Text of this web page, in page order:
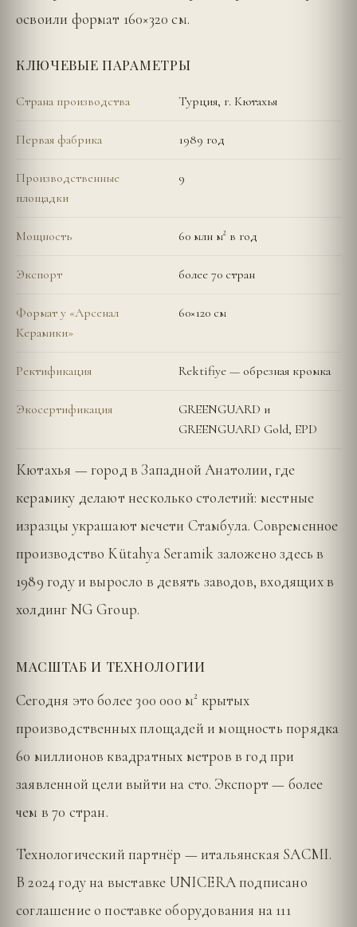
освоили формат 160×320 см.
КЛЮЧЕВЫЕ ПАРАМЕТРЫ
Страна производства Турция, г. Кютахья
Первая фабрика 1989 год
Производственные
площадки
9
Мощность 60 млн м² в год
Экспорт более 70 стран
Формат у «Арсенал
Керамики»
60×120 см
Ректификация Rektifiye — обрезная кромка
Экосертификация
GREENGUARD и
GREENGUARD Gold, EPD
Кютахья — город в Западной Анатолии, где
керамику делают несколько столетий: местные
изразцы украшают мечети Стамбула. Современное
производство Kütahya Seramik заложено здесь в
1989 году и выросло в девять заводов, входящих в
холдинг NG Group.
МАСШТАБ И ТЕХНОЛОГИИ
Сегодня это более 300 000 м² крытых
производственных площадей и мощность порядка
60 миллионов квадратных метров в год при
заявленной цели выйти на сто. Экспорт — более
чем в 70 стран.
Технологический партнёр — итальянская SACMI.
В 2024 году на выставке UNICERA подписано
соглашение о поставке оборудования на 111